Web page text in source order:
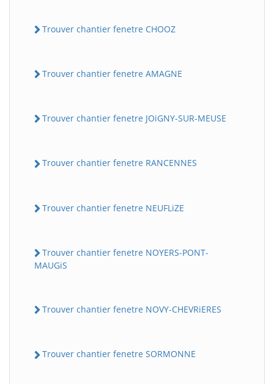
Trouver chantier fenetre CHOOZ
Trouver chantier fenetre AMAGNE
Trouver chantier fenetre JOiGNY-SUR-MEUSE
Trouver chantier fenetre RANCENNES
Trouver chantier fenetre NEUFLiZE
Trouver chantier fenetre NOYERS-PONT-
MAUGiS
Trouver chantier fenetre NOVY-CHEVRiERES
Trouver chantier fenetre SORMONNE